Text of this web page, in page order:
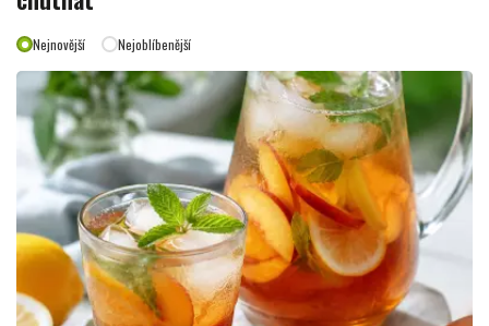
Nejnovější Nejoblíbenější